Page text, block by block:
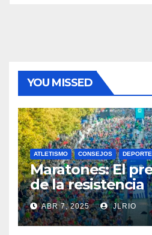
YOU MISSED
ATLETISMO CONSEJOS
Maratones: El
de la resistencia
ABR 7, 2025 JLRIO